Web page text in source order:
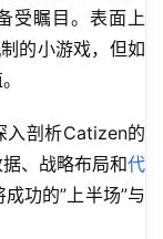
受瞩目。表面上
的小游戏，但如
入剖析Catizen的
、战略布局和代
功的”上半场”与